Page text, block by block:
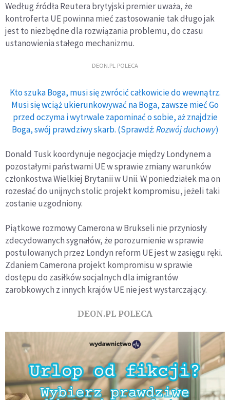
Według źródła Reutera brytyjski premier uważa, że
kontroferta UE powinna mieć zastosowanie tak długo jak
jest to niezbędne dla rozwiązania problemu, do czasu
ustanowienia stałego mechanizmu.
DEON.PL POLECA
Kto szuka Boga, musi się zwrócić całkowicie do wewnątrz.
Musi się wciąż ukierunkowywać na Boga, zawsze mieć Go
przed oczyma i wytrwale zapominać o sobie, aż znajdzie
Boga, swój prawdziwy skarb. (Sprawdź:Rozwój duchowy)
Donald Tusk koordynuje negocjacje między Londynem a
pozostałymi państwami UE w sprawie zmiany warunków
członkostwa Wielkiej Brytanii w Unii. W poniedziałek ma on
rozesłać do unijnych stolic projekt kompromisu, jeżeli taki
zostanie uzgodniony.
Piątkowe rozmowy Camerona w Brukseli nie przyniosły
zdecydowanych sygnałów, że porozumienie w sprawie
postulowanych przez Londyn reform UE jest w zasięgu ręki.
Zdaniem Camerona projekt kompromisu w sprawie
dostępu do zasiłków socjalnych dla imigrantów
zarobkowych z innych krajów UE nie jest wystarczający.
DEON.PL POLECA